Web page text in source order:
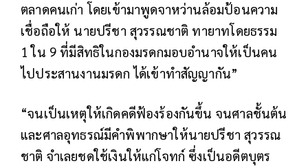
ตลาดคนเก่า โดยเข้ามาพูดจาหว่านล้อมป้อนความ
เชื่อถือให้ นายปรีชา สุวรรณชาติ ทายาทโดยธรรม
1 ใน 9 ที่มีสิทธิในกองมรดกมอบอำนาจให้เป็นคน
ไปประสานงานมรดก ได้เข้าทำสัญญากัน”
“จนเป็นเหตุให้เกิดคดีฟ้องร้องกันขึ้น จนศาลชั้นต้น
และศาลอุทธรณ์มีคำพิพากษาให้นายปรีชา สุวรรณ
ชาติ จำเลยชดใช้เงินให้แก่โจทก์ ซึ่งเป็นอดีตบุตร